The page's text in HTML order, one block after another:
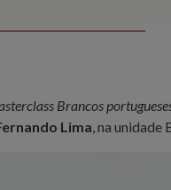
Brancos
Lima , na